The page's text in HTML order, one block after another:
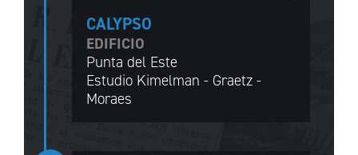
CALYPSO
EDIFICIO
Punta del Este
Estudio Kimelman - Graetz -
Moraes